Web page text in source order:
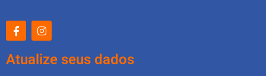
Atualize seus dados